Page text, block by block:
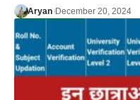
Aryan December 20, 2024